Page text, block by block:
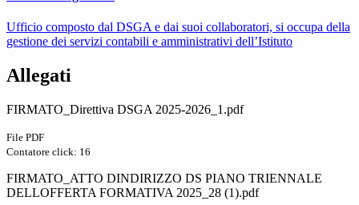
Ufficio composto dal DSGA e dai suoi collaboratori, si occupa della
gestione dei servizi contabili e amministrativi dell’Istituto
Allegati
FIRMATO_Direttiva DSGA 2025-2026_1.pdf
File PDF
Contatore click: 16
FIRMATO_ATTO DINDIRIZZO DS PIANO TRIENNALE
DELLOFFERTA FORMATIVA 2025_28 (1).pdf